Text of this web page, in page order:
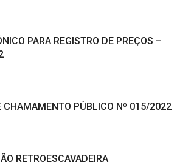
PARA REGISTRO DE PREÇOS –
CHAMAMENTO PÚBLICO Nº 015/2022
RETROESCAVADEIRA